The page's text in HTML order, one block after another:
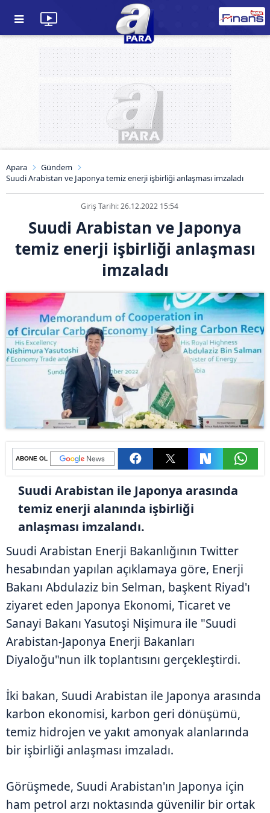
Apara
Gündem
Suudi Arabistan ve Japonya temiz enerji işbirliği anlaşması imzaladı
Giriş Tarihi: 26.12.2022 15:54
Suudi Arabistan ve Japonya
temiz enerji işbirliği anlaşması
imzaladı
ABONE OL
Suudi Arabistan ile Japonya arasında
temiz enerji alanında işbirliği
anlaşması imzalandı.
Suudi Arabistan Enerji Bakanlığının Twitter
hesabından yapılan açıklamaya göre, Enerji
Bakanı Abdulaziz bin Selman, başkent Riyad'ı
ziyaret eden Japonya Ekonomi, Ticaret ve
Sanayi Bakanı Yasutoşi Nişimura ile "Suudi
Arabistan-Japonya Enerji Bakanları
Diyaloğu"nun ilk toplantısını gerçekleştirdi.
İki bakan, Suudi Arabistan ile Japonya arasında
karbon ekonomisi, karbon geri dönüşümü,
temiz hidrojen ve yakıt amonyak alanlarında
bir işbirliği anlaşması imzaladı.
Görüşmede, Suudi Arabistan'ın Japonya için
ham petrol arzı noktasında güvenilir bir ortak